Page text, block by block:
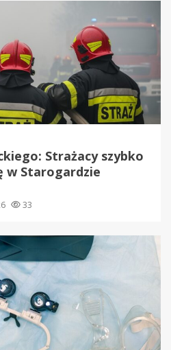
Strażacy szybko
w Starogardzie
33